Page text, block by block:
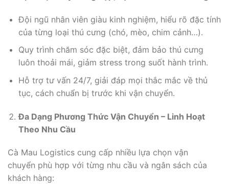
Đội ngũ nhân viên giàu kinh nghiệm, hiểu rõ đặc tính
của từng loại thú cưng (chó, mèo, chim cảnh…).
Quy trình chăm sóc đặc biệt, đảm bảo thú cưng
luôn thoải mái, giảm stress trong suốt hành trình.
Hỗ trợ tư vấn 24/7, giải đáp mọi thắc mắc về thủ
tục, cách chuẩn bị trước khi vận chuyển.
Đa Dạng Phương Thức Vận Chuyển – Linh Hoạt
Theo Nhu Cầu
Cà Mau Logistics cung cấp nhiều lựa chọn vận
chuyển phù hợp với từng nhu cầu và ngân sách của
khách hàng: